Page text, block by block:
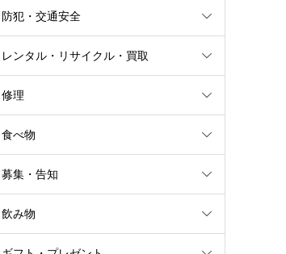
防犯・交通安全
レンタル・リサイクル・買取
修理
食べ物
募集・告知
飲み物